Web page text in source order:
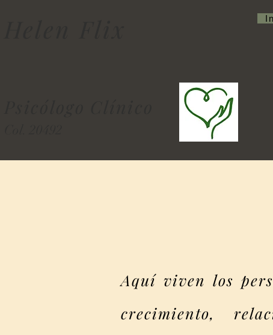
Aquí viven los
crecimiento,